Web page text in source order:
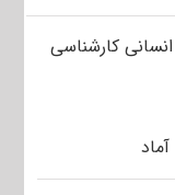
کارشناسی